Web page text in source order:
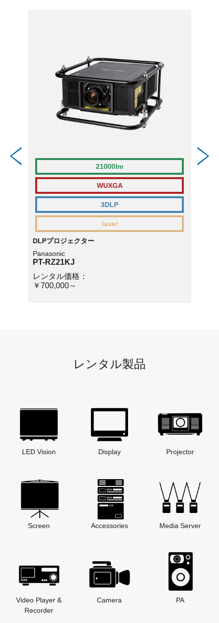
21000lm
WUXGA
3DLP
laser
DLPプロジェクター
Panasonic
PT-RZ21KJ
レンタル価格：
￥700,000～
レンタル製品
LED Vision Display Projector
Screen Accessories Media Server
Video Player &
Recorder
Camera PA